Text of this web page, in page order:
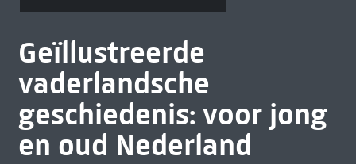
Geïllustreerde
vaderlandsche
geschiedenis: voor jong
en oud Nederland